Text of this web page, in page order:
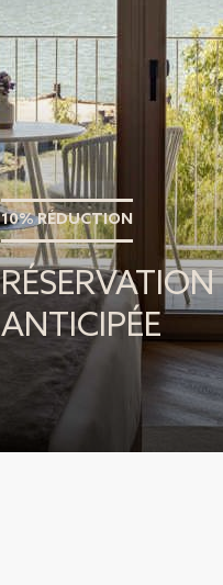
10% RÉDUCTION
RÉSERVATION
ANTICIPÉE